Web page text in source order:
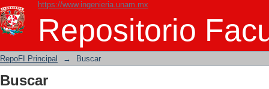
https://www.ingenieria.unam.mx
Repositorio
Buscar
RepoFI Principal → Buscar
Buscar